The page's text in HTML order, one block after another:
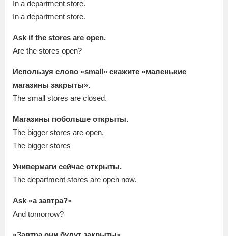
In a department store.
In a department store.
Ask if the stores are open.
Are the stores open?
Используя слово «small» скажите «маленькие
магазины закрыты».
The small stores are closed.
Магазины побольше открыты.
The bigger stores are open.
The bigger stores
Универмаги сейчас открыты.
The department stores are open now.
Ask «a завтра?»
And tomorrow?